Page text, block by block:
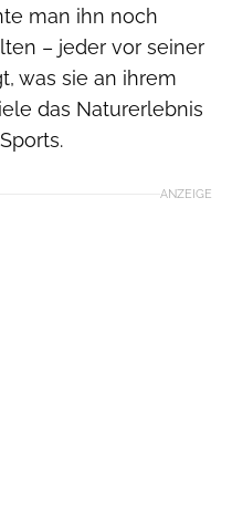
man ihn noch
– jeder vor seiner
was sie an ihrem
das Naturerlebnis
ANZEIGE